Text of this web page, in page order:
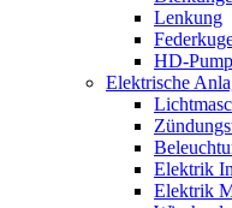
Lenkung
HD-
Elektrische
Elektrik
Elektrik